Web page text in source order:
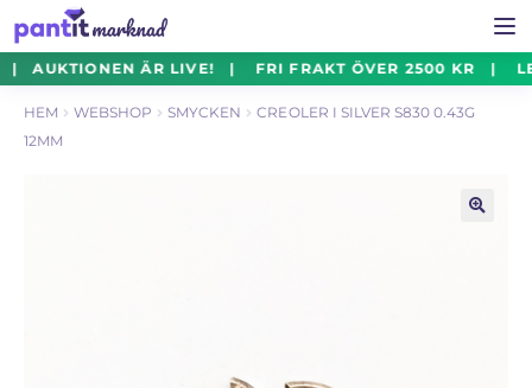
Hoppa
till
navigering
Hoppa
till
innehåll
ÄR LIVE! | FRI FRAKT ÖVER 2500
Smycken
Auktioner Online
HEM WEBSHOP SMYCKEN
CREOLER I SILVER S830 0.43G
12MM